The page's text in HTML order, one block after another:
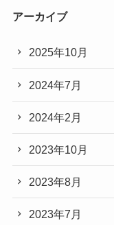
アーカイブ
2025年10月
2024年7月
2024年2月
2023年10月
2023年8月
2023年7月